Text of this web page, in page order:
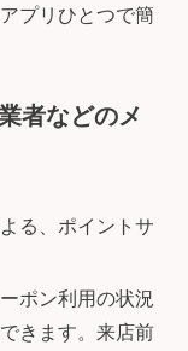
プリひとつで簡
者などのメ
る、ポイントサ
ポン利用の状況
きます。来店前